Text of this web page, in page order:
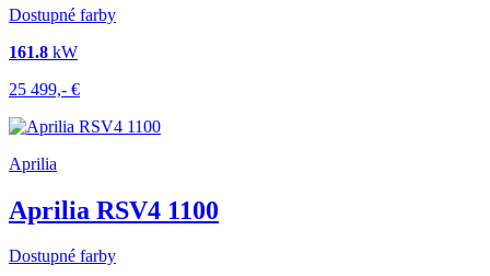
Dostupné farby
161.8 kW
25 499,- €
Aprilia
Aprilia RSV4 1100
Dostupné farby